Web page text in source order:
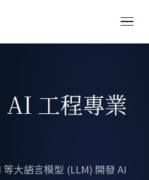
工程專業
大語言模型 (LLM) 開發 AI